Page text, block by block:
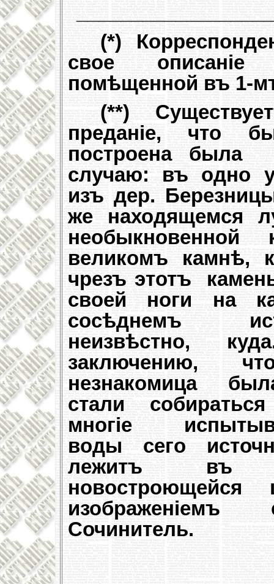
(*)
свое описаніе
помѣщенной въ 1-
(**)
преданіе, что
построена
случаю: въ одно
изъ дер.
же находящемся
великомъ камнѣ,
чрезъ этотъ
своей ноги на
сосѣднемъ
неизвѣстно,
заключению,
незнакомица
стали
многіе
воды сего
лежитъ въ
изображеніемъ
Сочинитель.